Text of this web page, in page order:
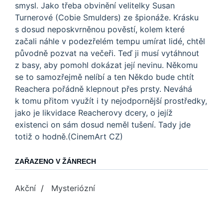
smysl. Jako třeba obvinění velitelky Susan
Turnerové (Cobie Smulders) ze špionáže. Krásku
s dosud neposkvrněnou pověstí, kolem které
začali náhle v podezřelém tempu umírat lidé, chtěl
původně pozvat na večeři. Teď ji musí vytáhnout
z basy, aby pomohl dokázat její nevinu. Někomu
se to samozřejmě nelíbí a ten Někdo bude chtít
Reachera pořádně klepnout přes prsty. Neváhá
k tomu přitom využít i ty nejodpornější prostředky,
jako je likvidace Reacherovy dcery, o jejíž
existenci on sám dosud neměl tušení. Tady jde
totiž o hodně.(CinemArt CZ)
ZAŘAZENO V ŽÁNRECH
Akční / Mysteriózní